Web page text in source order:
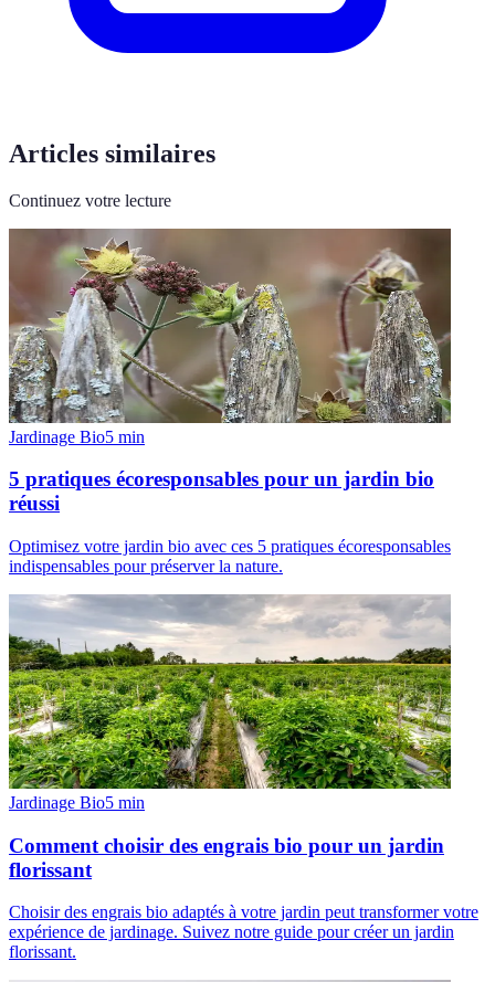
Articles similaires
Continuez votre lecture
Jardinage Bio5 min
5 pratiques écoresponsables pour un jardin bio
réussi
Optimisez votre jardin bio avec ces 5 pratiques écoresponsables
indispensables pour préserver la nature.
Jardinage Bio5 min
Comment choisir des engrais bio pour un jardin
florissant
Choisir des engrais bio adaptés à votre jardin peut transformer votre
expérience de jardinage. Suivez notre guide pour créer un jardin
florissant.